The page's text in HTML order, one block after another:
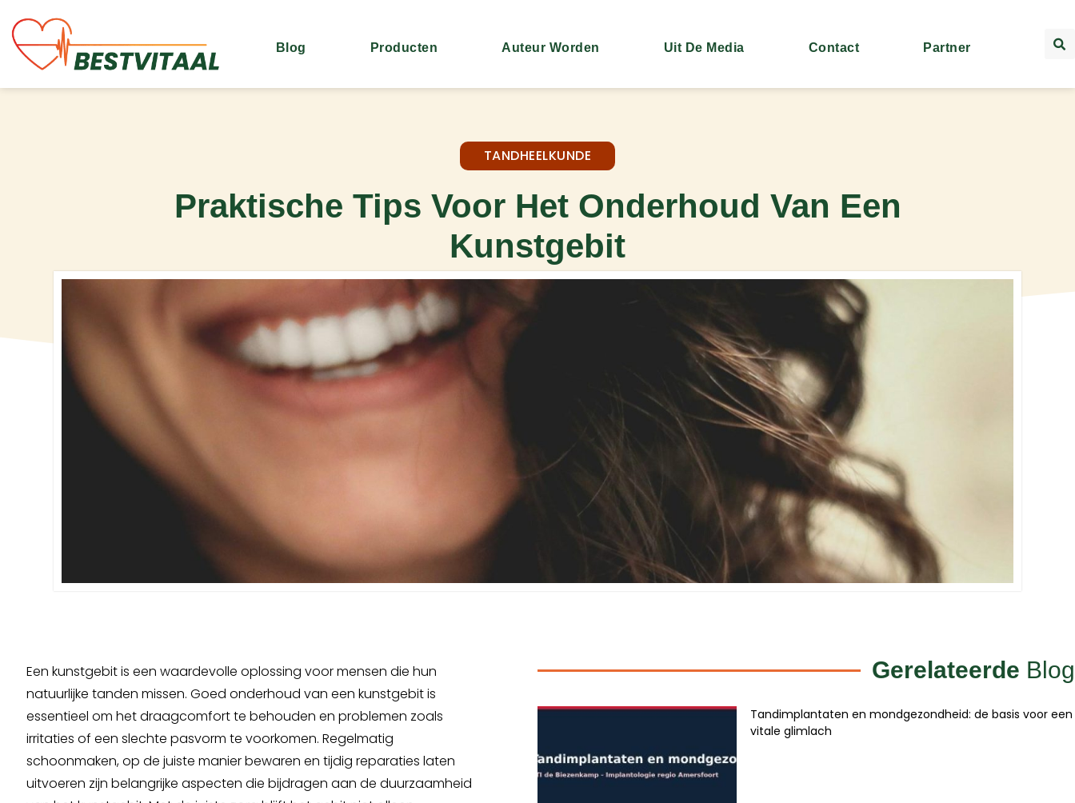
Blog Producten Auteur Worden Uit De Media Contact Partner
TANDHEELKUNDE
Praktische Tips Voor Het Onderhoud Van Een
Kunstgebit
Een kunstgebit is een waardevolle oplossing voor mensen die hun
natuurlijke tanden missen. Goed onderhoud van een kunstgebit is
essentieel om het draagcomfort te behouden en problemen zoals
irritaties of een slechte pasvorm te voorkomen. Regelmatig
schoonmaken, op de juiste manier bewaren en tijdig reparaties laten
uitvoeren zijn belangrijke aspecten die bijdragen aan de duurzaamheid
Gerelateerde Blog
Tandimplantaten en mondgezondheid: de basis voor een
vitale glimlach